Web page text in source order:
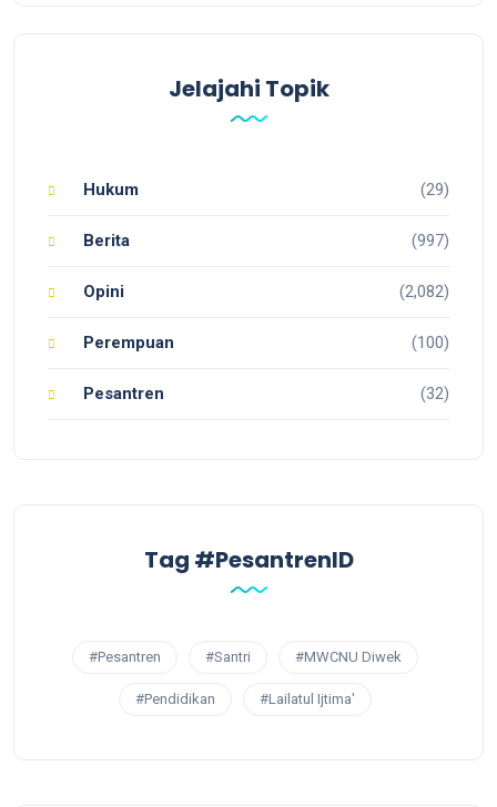
Jelajahi Topik
Hukum (29)
Berita (997)
Opini (2,082)
Perempuan (100)
Pesantren (32)
Tag #PesantrenID
#Pesantren #Santri #MWCNU Diwek
#Pendidikan #Lailatul Ijtima'